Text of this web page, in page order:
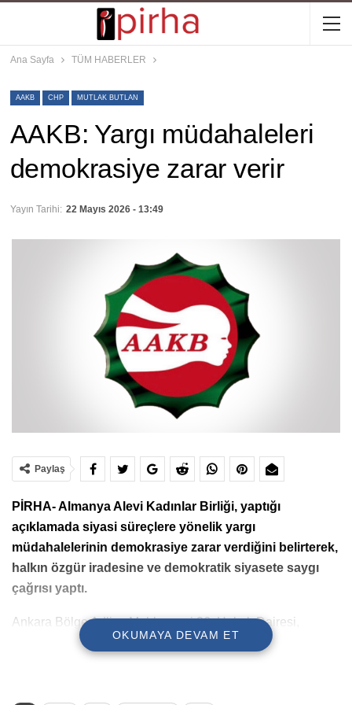
Ana Sayfa TÜM HABERLER
AAKB CHP MUTLAK BUTLAN
AAKB: Yargı müdahaleleri
demokrasiye zarar verir
Yayın Tarihi: 22 Mayıs 2026 - 13:49
Paylaş
PİRHA- Almanya Alevi Kadınlar Birliği, yaptığı
açıklamada siyasi süreçlere yönelik yargı
müdahalelerinin demokrasiye zarar verdiğini belirterek,
halkın özgür iradesine ve demokratik siyasete saygı
çağrısı yaptı.
Ankara Bölge Adliye Mahkemesi 36. Hukuk Dairesi,
CHP’nin 38. Olağan ve 21. Olağanüstü Kurultayları için
OKUMAYA DEVAM ET